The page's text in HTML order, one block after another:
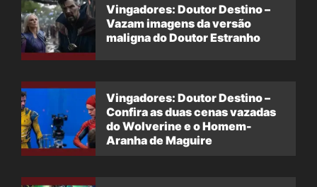
Vingadores: Doutor Destino –
Vazam imagens da versão
maligna do Doutor Estranho
Vingadores: Doutor Destino –
Confira as duas cenas vazadas
do Wolverine e o Homem-
Aranha de Maguire